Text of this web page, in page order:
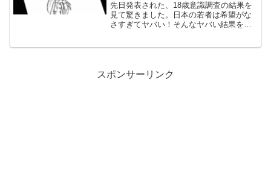
先日発表された、18歳意識調査の結果を
見て驚きました。日本の若者は希望がな
さすぎてヤバい！そんなヤバい結果を受
スポンサーリンク